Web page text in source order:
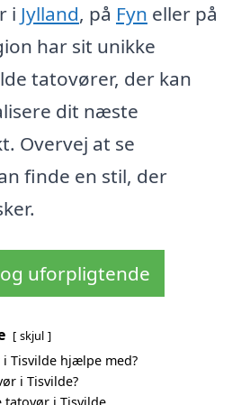
i Jylland, på Fyn eller på
har sit unikke
tatovører, der kan
dit næste
Overvej at se
finde en stil, der
uforpligtende
skjul
Tisvilde hjælpe med?
i Tisvilde?